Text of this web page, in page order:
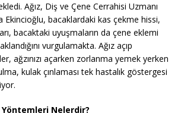
Ağız, Diş ve Çene Cerrahisi Uzmanı
Ekincioğlu, bacaklardaki kas çekme hissi,
bacaktaki uyuşmaların da çene eklemi
vurgulamakta. Ağız açıp
ağzınızı açarken zorlanma yemek yerken
kulak çınlaması tek hastalık göstergesi
Yöntemleri Nelerdir?